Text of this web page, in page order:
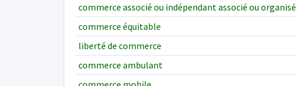
commerce associé ou indépendant associé ou organisé
commerce équitable
liberté de commerce
commerce ambulant